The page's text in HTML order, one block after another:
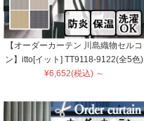
【オーダーカーテン 川島織物セルコ
ン】itto[イット] TT9118-9122(全5色)
¥6,652(税込) ～